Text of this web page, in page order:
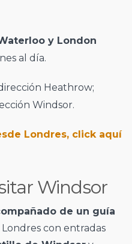
y London
al día.
Heathrow;
Windsor.
Londres, click aquí
Windsor
de un guía
con entradas